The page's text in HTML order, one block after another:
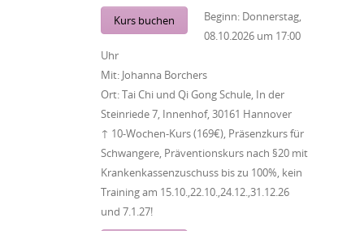
Kurs buchen Beginn: Donnerstag,
08.10.2026 um 17:00
Uhr
Mit: Johanna Borchers
Ort:Tai Chi und Qi Gong Schule, In der
Steinriede 7, Innenhof, 30161 Hannover
↑ 10-Wochen-Kurs (169€), Präsenzkurs für
Schwangere, Präventionskurs nach §20 mit
Krankenkassenzuschuss bis zu 100%, kein
Training am 15.10.,22.10.,24.12.,31.12.26
und 7.1.27!